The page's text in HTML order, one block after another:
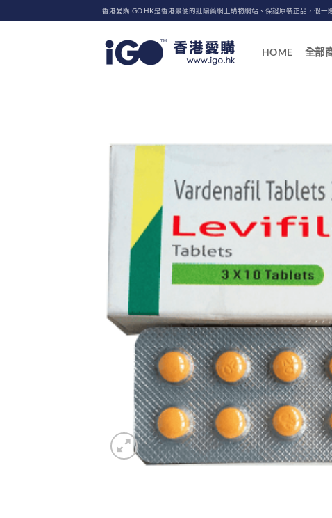
to
香港愛購IGO.HK是香港最便的壯陽藥網上購物網站、保證原裝正品，假一
HOME 全部